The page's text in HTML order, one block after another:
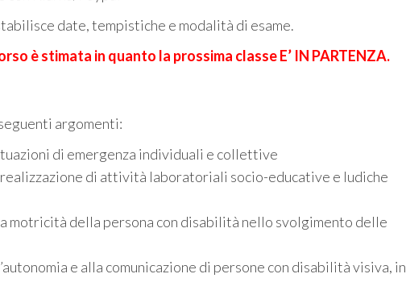
date, tempistiche e modalità di esame.
è stimata in quanto la prossima classe E’ IN PARTENZA.
argomenti:
di emergenza individuali e collettive
realizzazione di attività laboratoriali socio-educative e ludiche
motricità della persona con disabilità nello svolgimento delle
e alla comunicazione di persone con disabilità visiva, in